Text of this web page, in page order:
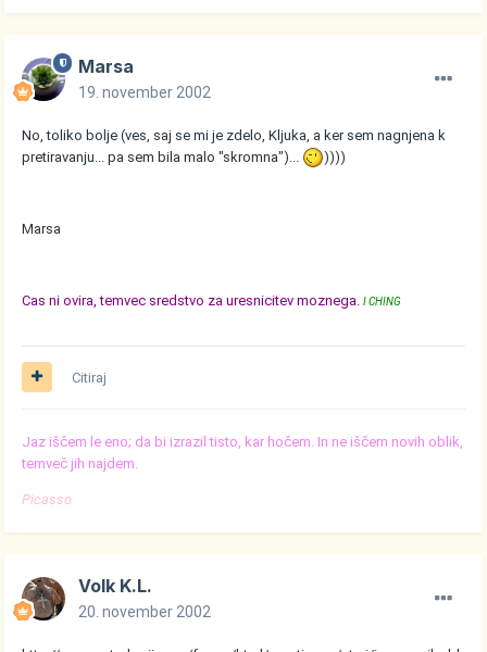
Marsa
19. november 2002
No, toliko bolje (ves, saj se mi je zdelo, Kljuka, a ker sem nagnjena k
pretiravanju... pa sem bila malo "skromna")...
))))
Marsa
Cas ni ovira, temvec sredstvo za uresnicitev moznega. I CHING
Citiraj
Jaz iščem le eno; da bi izrazil tisto, kar hočem. In ne iščem novih oblik,
temveč jih najdem.
Picasso
Volk K.L.
20. november 2002